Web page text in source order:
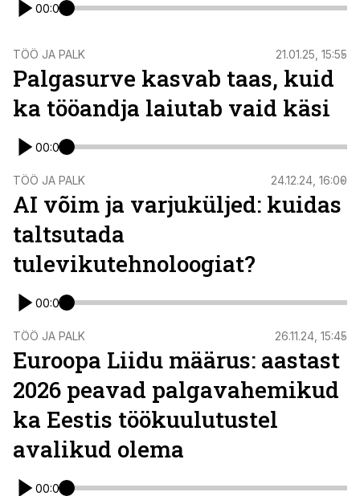
00:00
TÖÖ JA PALK 21.01.25, 15:55
Palgasurve kasvab taas, kuid
ka tööandja laiutab vaid käsi
00:00
TÖÖ JA PALK 24.12.24, 16:00
AI võim ja varjuküljed: kuidas
taltsutada
tulevikutehnoloogiat?
00:00
TÖÖ JA PALK 26.11.24, 15:45
Euroopa Liidu määrus: aastast
2026 peavad palgavahemikud
ka Eestis töökuulutustel
avalikud olema
00:00